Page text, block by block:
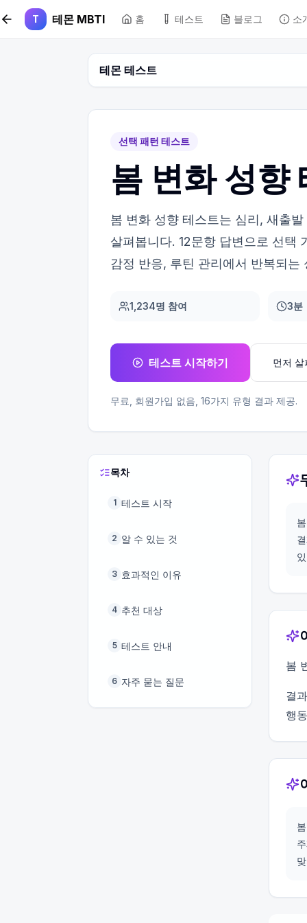
본문 바로가기
T 테몬 MBTI 홈 테스트 블로그 소
테몬 테스트
선택 패턴 테스트
봄 변화 성향
봄 변화 성향 테스트는 심리, 새출
살펴봅니다. 12문항 답변으로 선택
감정 반응, 루틴 관리에서 반복되
1,234명 참여 3분
테스트 시작하기 먼저 살
무료, 회원가입 없음, 16가지 유형 결과 제공.
목차
1 테스트 시작
2 알 수 있는 것
3 효과적인 이유
4 추천 대상
5 테스트 안내
6 자주 묻는 질문
봄
결
행